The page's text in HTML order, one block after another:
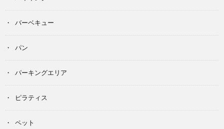
バーベキュー
パン
パーキングエリア
ピラティス
ペット